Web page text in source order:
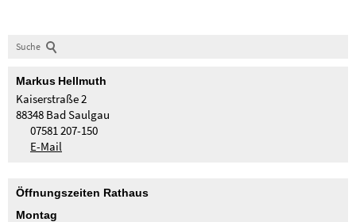
Suche
Markus Hellmuth
Kaiserstraße 2
88348 Bad Saulgau
07581 207-150
E-Mail
Öffnungszeiten Rathaus
Montag